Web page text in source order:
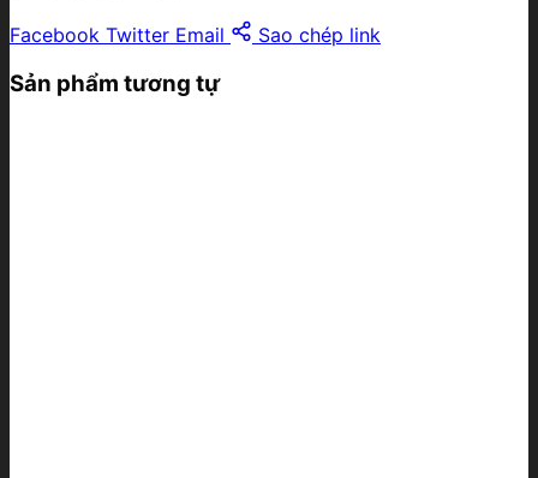
Facebook Twitter Email Sao chép link
Sản phẩm tương tự